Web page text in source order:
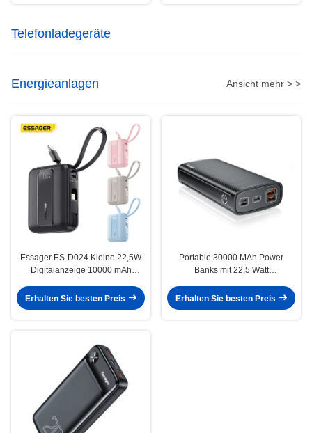
Telefonladegeräte
Energieanlagen Ansicht mehr > >
Essager ES-D024 Kleine 22,5W
Digitalanzeige 10000 mAh
integriertem Kabel
Erhalten Sie besten Preis
Portable 30000 MAh Power
Banks mit 22,5 Watt
Ausgabe
Erhalten Sie besten Preis